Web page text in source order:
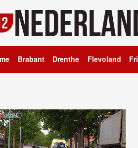
Brabant Drenthe Flevoland